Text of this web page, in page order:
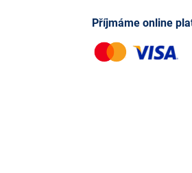
Příjmáme online